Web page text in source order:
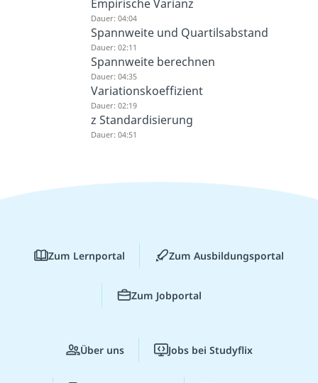
Empirische Varianz
Dauer: 04:04
Spannweite und Quartilsabstand
Dauer: 02:11
Spannweite berechnen
Dauer: 04:35
Variationskoeffizient
Dauer: 02:19
z Standardisierung
Dauer: 04:51
Zum Lernportal Zum Ausbildungsportal
Zum Jobportal
Über uns Jobs bei Studyflix